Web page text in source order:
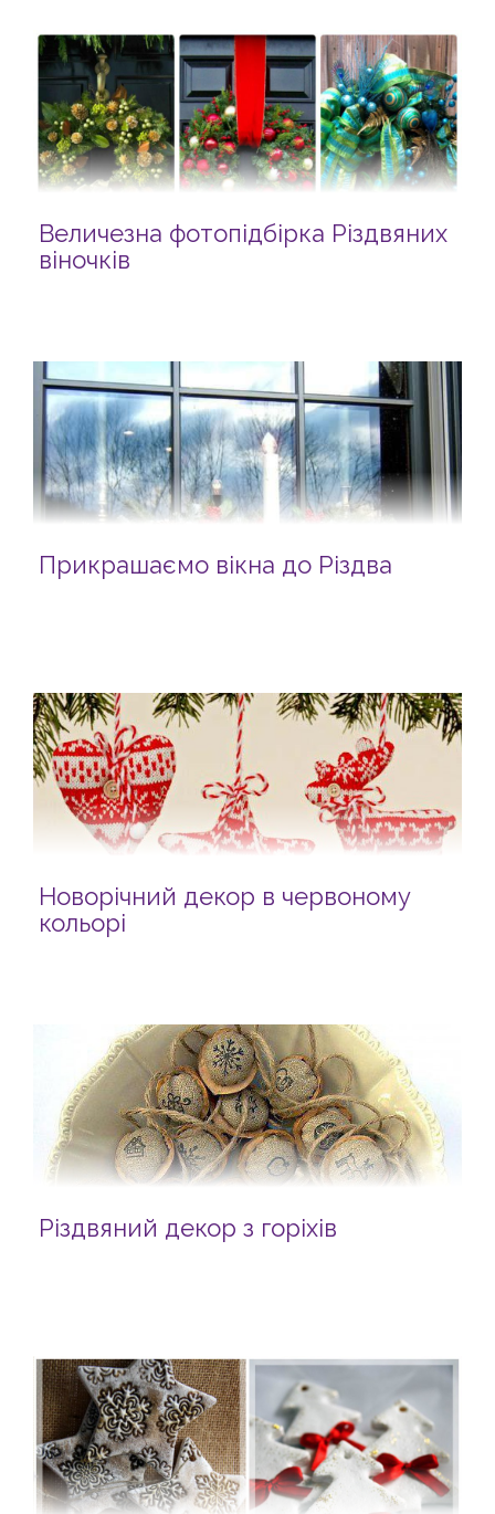
Величезна фотопідбірка Різдвяних
віночків
Прикрашаємо вікна до Різдва
Новорічний декор в червоному
кольорі
Різдвяний декор з горіхів